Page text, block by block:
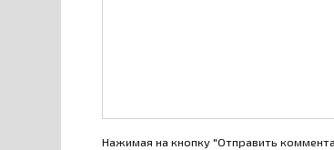
Нажимая на кнопку "Отправить